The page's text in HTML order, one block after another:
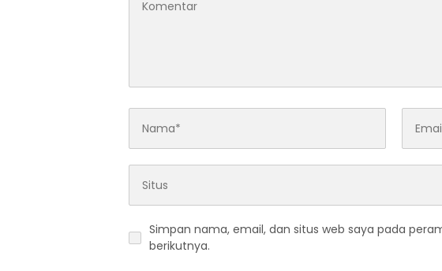
Simpan nama, email, dan situs web saya pada
berikutnya.